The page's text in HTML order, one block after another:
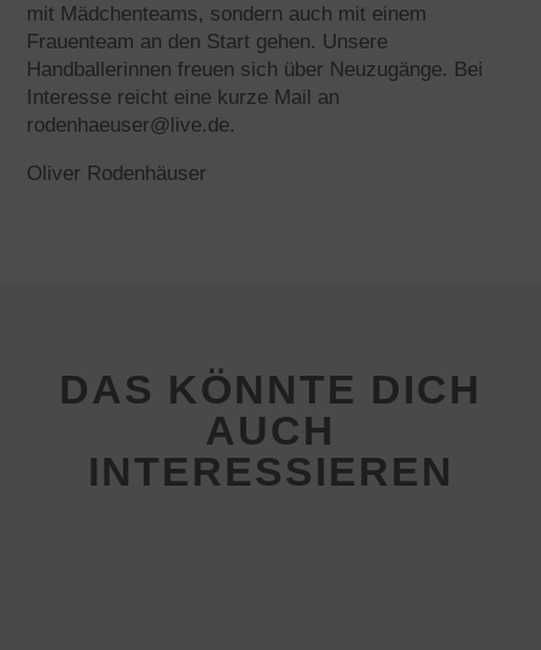
mit Mädchenteams, sondern auch mit einem
Frauenteam an den Start gehen. Unsere
Handballerinnen freuen sich über Neuzugänge. Bei
Interesse reicht eine kurze Mail an
rodenhaeuser@live.de.
Oliver Rodenhäuser
DAS KÖNNTE DICH
AUCH
INTERESSIEREN